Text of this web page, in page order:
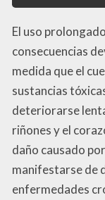
El uso
consecuencias
medida que el
sustancias
deteriorarse
riñones y el
daño causado
manifestarse de
enfermedades